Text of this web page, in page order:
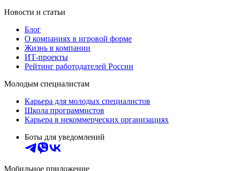
Новости и статьи
Блог
О компаниях в игровой форме
Жизнь в компании
ИТ-проекты
Рейтинг работодателей России
Молодым специалистам
Карьера для молодых специалистов
Школа программистов
Карьера в некоммерческих организациях
Боты для уведомлений
Мобильное приложение